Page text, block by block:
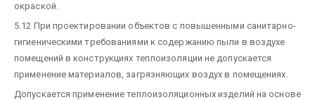
окраской.
5.12 При проектировании объектов с повышенными санитарно-
гигиеническими требованиями к содержанию пыли в воздухе
помещений в конструкциях теплоизоляции не допускается
применение материалов, загрязняющих воздух в помещениях.
Допускается применение теплоизоляционных изделий на основе